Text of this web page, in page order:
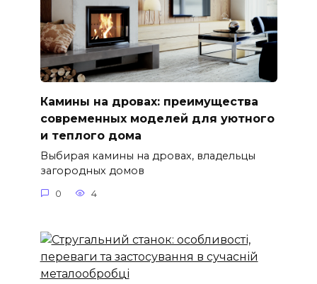
Камины на дровах: преимущества
современных моделей для уютного
и теплого дома
Выбирая камины на дровах, владельцы
загородных домов
0 4